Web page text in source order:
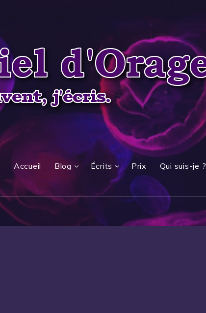
Accueil Blog Écrits Prix Qui suis-je ?